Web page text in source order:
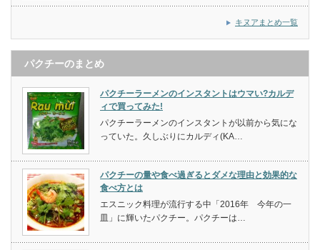
キヌアまとめ一覧
パクチーのまとめ
パクチーラーメンのインスタントはウマい?カルデ
ィで買ってみた!
パクチーラーメンのインスタントが以前から気にな
っていた。久しぶりにカルディ(KA…
パクチーの量や食べ過ぎるとダメな理由と効果的な
食べ方とは
エスニック料理が流行する中「2016年 今年の一
皿」に輝いたパクチー。パクチーは…